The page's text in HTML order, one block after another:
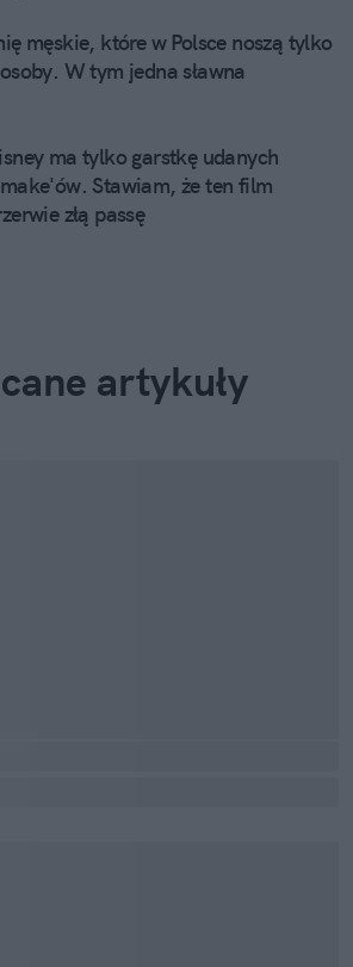
męskie, które w Polsce noszą tylko
W tym jedna sławna
ma tylko garstkę udanych
Stawiam, że ten film
złą passę
artykuły